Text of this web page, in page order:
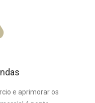
e aprimorar os